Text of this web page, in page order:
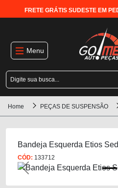
FRETE GRÁTIS SUDESTE EM
Menu
Home PEÇAS DE SUSPENSÃO
Bandeja Esquerda Etios
CÓD: 133712
Previous